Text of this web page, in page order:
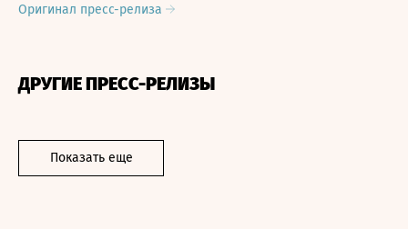
Оригинал пресс-релиза
ДРУГИЕ ПРЕСС-РЕЛИЗЫ
Показать еще